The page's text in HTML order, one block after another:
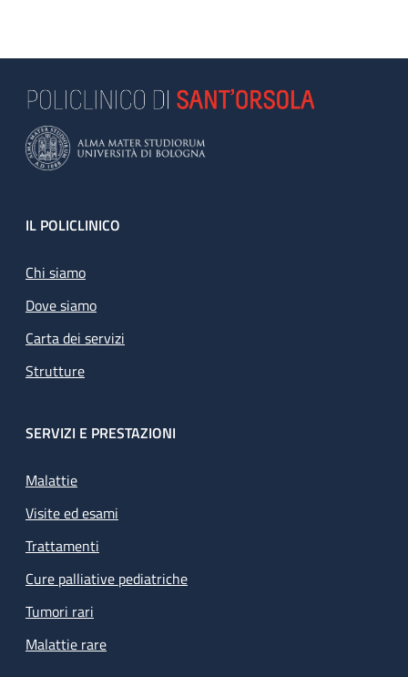
Footer
IL POLICLINICO
Chi siamo
Dove siamo
Carta dei servizi
Strutture
SERVIZI E PRESTAZIONI
Malattie
Visite ed esami
Trattamenti
Cure palliative pediatriche
Tumori rari
Malattie rare